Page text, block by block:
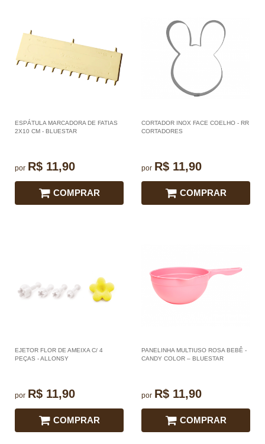
ESPÁTULA MARCADORA DE FATIAS
2X10 CM - BLUESTAR
por R$ 11,90
COMPRAR
CORTADOR INOX FACE COELHO - RR
CORTADORES
por R$ 11,90
COMPRAR
EJETOR FLOR DE AMEIXA C/ 4
PEÇAS - ALLONSY
por R$ 11,90
COMPRAR
PANELINHA MULTIUSO ROSA BEBÊ -
CANDY COLOR – BLUESTAR
por R$ 11,90
COMPRAR